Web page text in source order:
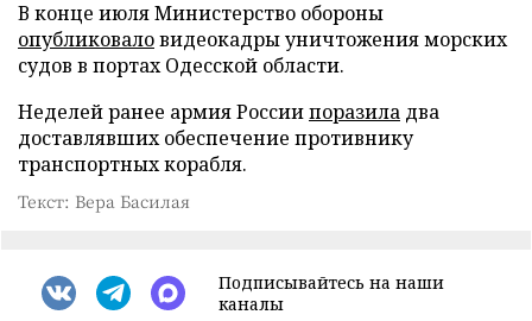
В конце июля Министерство обороны
опубликоваловидеокадры уничтожения морских
судов в портах Одесской области.
Неделей ранее армия Россиипоразила два
доставлявших обеспечение противнику
транспортных корабля.
Текст: Вера Басилая
Подписывайтесь на наши
каналы